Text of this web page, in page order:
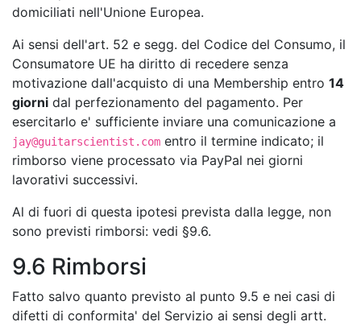
domiciliati nell'Unione Europea.
Ai sensi dell'art. 52 e segg. del Codice del Consumo, il
Consumatore UE ha diritto di recedere senza
motivazione dall'acquisto di una Membership entro 14
giorni dal perfezionamento del pagamento. Per
esercitarlo e' sufficiente inviare una comunicazione a
jay@guitarscientist.com entro il termine indicato; il
rimborso viene processato via PayPal nei giorni
lavorativi successivi.
Al di fuori di questa ipotesi prevista dalla legge, non
sono previsti rimborsi: vedi §9.6.
9.6 Rimborsi
Fatto salvo quanto previsto al punto 9.5 e nei casi di
difetti di conformita' del Servizio ai sensi degli artt.